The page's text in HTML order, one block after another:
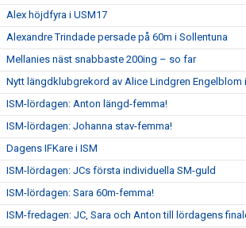
Alex höjdfyra i USM17
Alexandre Trindade persade på 60m i Sollentuna
Mellanies näst snabbaste 200ing – so far
Nytt längdklubgrekord av Alice Lindgren Engelblom
ISM-lördagen: Anton längd-femma!
ISM-lördagen: Johanna stav-femma!
Dagens IFKare i ISM
ISM-lördagen: JCs första individuella SM-guld
ISM-lördagen: Sara 60m-femma!
ISM-fredagen: JC, Sara och Anton till lördagens